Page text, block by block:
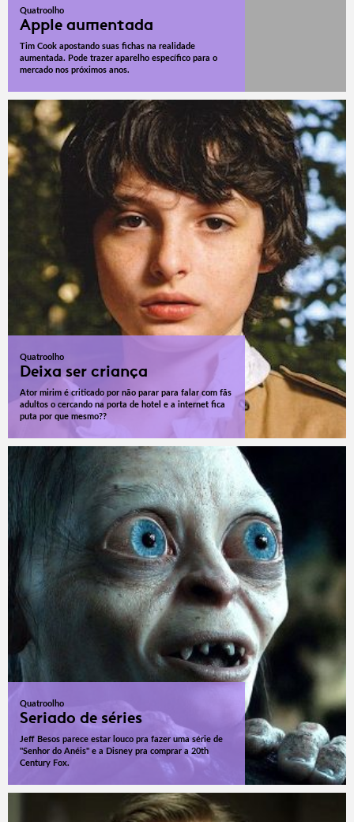
Quatroolho
Apple aumentada
Tim Cook apostando suas fichas na realidade
aumentada. Pode trazer aparelho específico para o
mercado nos próximos anos.
Quatroolho
Deixa ser criança
Ator mirim é criticado por não parar para falar com fãs
adultos o cercando na porta de hotel e a internet fica
puta por que mesmo??
Quatroolho
Seriado de séries
Jeff Besos parece estar louco pra fazer uma série de
"Senhor do Anéis" e a Disney pra comprar a 20th
Century Fox.